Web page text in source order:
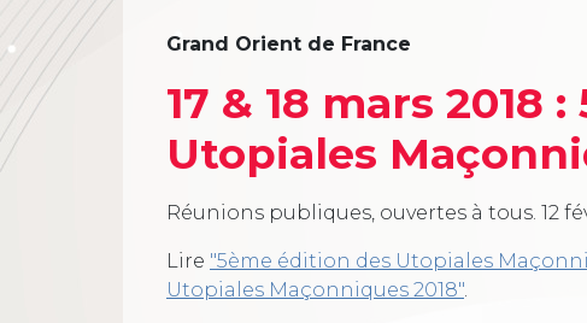
Grand Orient de France
17 & 18 mars 2018
Utopiales
Réunions publiques, ouvertes à tous. 12
Lire "5ème édition des Utopiales
Utopiales Maçonniques 2018".